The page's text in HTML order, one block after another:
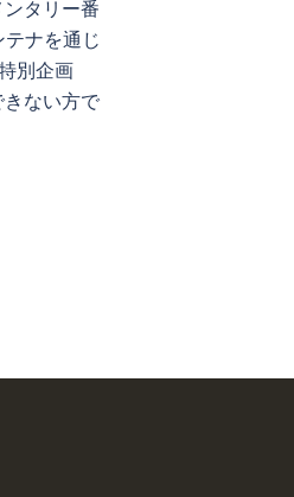
タリー番
ナを通じ
別企画
ない方で